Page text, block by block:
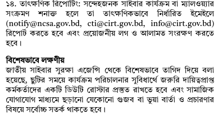
১৪. তাৎক্ষণিক রিপোর্টিং: সন্দেহজনক সাইবার কার্যক্রম বা ম্যালওয়্যার
সংক্রমণ শনাক্ত হলে তা তাৎক্ষণিকভাবে নির্ধারিত ইমেইলে
(notify@ncsa.gov.bd, cti@cirt.gov.bd, info@cirt.gov.bd)
রিপোর্ট করতে হবে এবং প্রয়োজনীয় লগ ও আলামত সংরক্ষণ করতে
হবে।
বিশেষভাবে লক্ষণীয়
জাতীয় সাইবার সুরক্ষা এজেন্সি থেকে বিশেষভাবে তাগিদ দিয়ে বলা
হয়েছে, ছুটির সময়ে কার্যক্রম পরিচালনার সুবিধার্থে জরুরি দায়িত্বপ্রাপ্ত
কর্মকর্তাদের একটি ডিউটি রোস্টার প্রস্তুত রাখতে হবে এবং সামাজিক
যোগাযোগ মাধ্যমে ছড়ানো যেকোনো গুজব বা ভুয়া বার্তা ও প্রচারণার
বিষয়ে সর্বোচ্চ সতর্ক থাকতে হবে।